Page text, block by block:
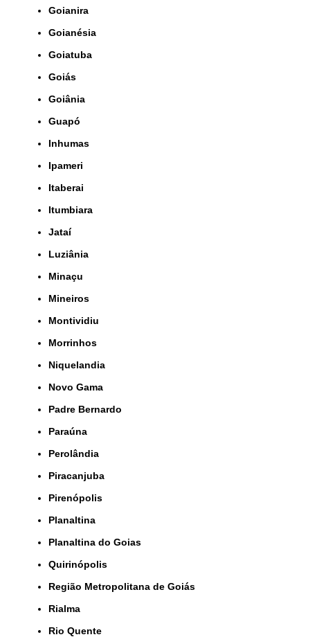
Goianira
Goianésia
Goiatuba
Goiás
Goiânia
Guapó
Inhumas
Ipameri
Itaberai
Itumbiara
Jataí
Luziânia
Minaçu
Mineiros
Montividiu
Morrinhos
Niquelandia
Novo Gama
Padre Bernardo
Paraúna
Perolândia
Piracanjuba
Pirenópolis
Planaltina
Planaltina do Goias
Quirinópolis
Região Metropolitana de Goiás
Rialma
Rio Quente